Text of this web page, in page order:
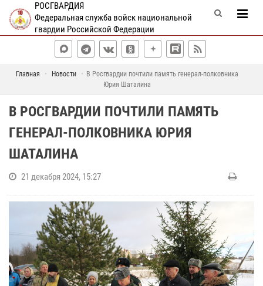
РОСГВАРДИЯ
Федеральная служба войск национальной
гвардии Российской Федерации
Главная Новости
В Росгвардии почтили память генерал-полковника
Юрия Шаталина
В РОСГВАРДИИ ПОЧТИЛИ ПАМЯТЬ
ГЕНЕРАЛ-ПОЛКОВНИКА ЮРИЯ
ШАТАЛИНА
21 декабря 2024, 15:27